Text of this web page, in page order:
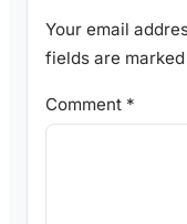
Your email
fields are marked
Comment *